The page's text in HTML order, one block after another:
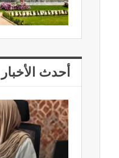
أحدث الأخبار